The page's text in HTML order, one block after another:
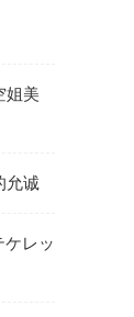
姐美
允诚
レッ